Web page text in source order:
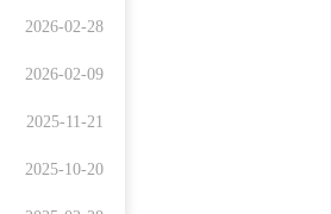
2026-02-28
2026-02-09
2025-11-21
2025-10-20